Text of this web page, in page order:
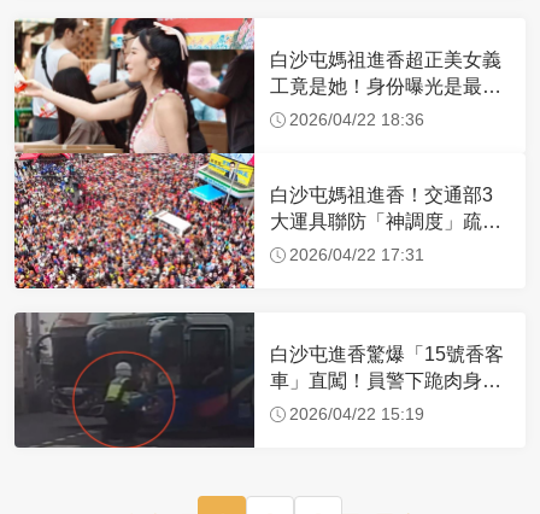
白沙屯媽祖進香超正美女義
工竟是她！身份曝光是最美
禮生 一輩子不結婚
2026/04/22 18:36
白沙屯媽祖進香！交通部3
大運具聯防「神調度」疏運
32.1萬創新高
2026/04/22 17:31
白沙屯進香驚爆「15號香客
車」直闖！員警下跪肉身擋
車：讓行人先過
2026/04/22 15:19